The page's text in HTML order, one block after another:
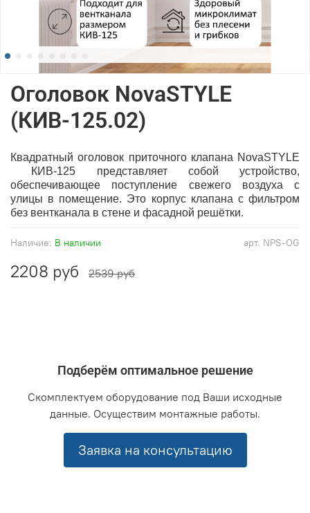
арт. NPS-OG
Наличие: В наличии
Оголовок NovaSTYLE
(КИВ-125.02)
2208 руб 2539 руб
Квадратный оголовок приточного клапана NovaSTYLE
КИВ-125 представляет собой устройство,
обеспечивающее поступление свежего воздуха с
улицы в помещение. Это корпус клапана с фильтром
без вентканала в стене и фасадной решётки.
Подберём оптимальное решение
Скомплектуем оборудование под Ваши исходные
данные. Осуществим монтажные работы.
Заявка на консультацию